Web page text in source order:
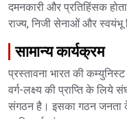
दमनकारी और प्रतिहिंसक
राज्य, निजी सेनाओं और स्वयंभू
सामान्य कार्यक्रम
प्रस्तावना भारत की कम्युनिस्ट
वर्ग-लक्ष्य की प्राप्ति के लिये
संगठन है। इसका गठन